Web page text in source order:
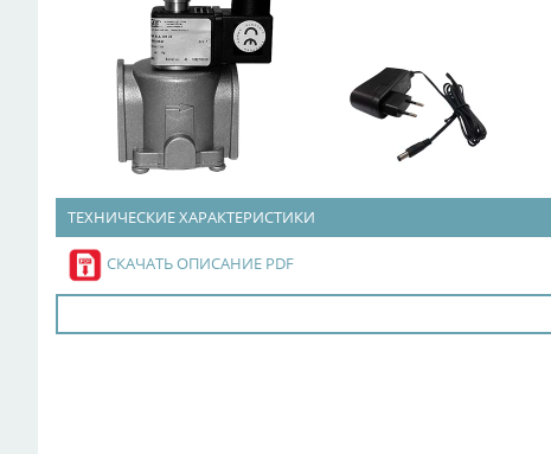
ТЕХНИЧЕСКИЕ ХАРАКТЕРИСТИКИ
СКАЧАТЬ ОПИСАНИЕ PDF